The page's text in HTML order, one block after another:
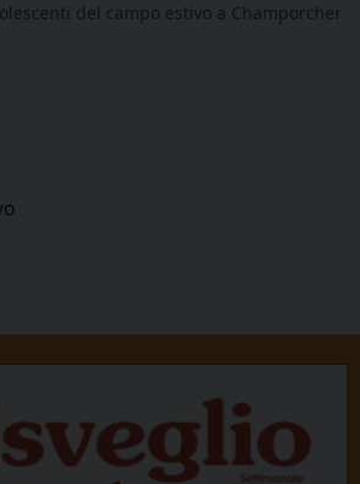
del campo estivo a Champorcher